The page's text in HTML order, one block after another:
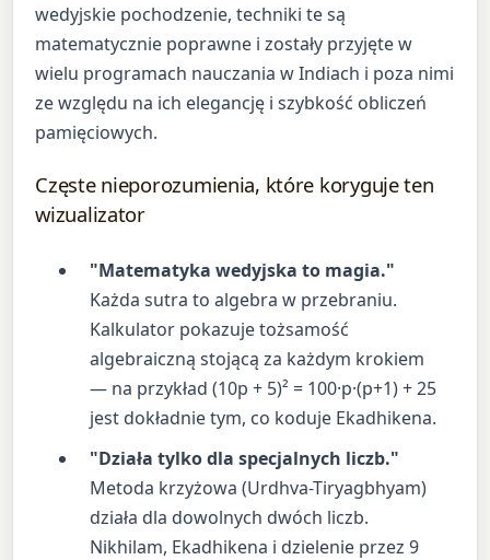
wedyjskie pochodzenie, techniki te są
matematycznie poprawne i zostały przyjęte w
wielu programach nauczania w Indiach i poza nimi
ze względu na ich elegancję i szybkość obliczeń
pamięciowych.
Częste nieporozumienia, które koryguje ten
wizualizator
"Matematyka wedyjska to magia."
Każda sutra to algebra w przebraniu.
Kalkulator pokazuje tożsamość
algebraiczną stojącą za każdym krokiem
— na przykład (10p + 5)² = 100·p·(p+1) + 25
jest dokładnie tym, co koduje Ekadhikena.
"Działa tylko dla specjalnych liczb."
Metoda krzyżowa (Urdhva-Tiryagbhyam)
działa dla dowolnych dwóch liczb.
Nikhilam, Ekadhikena i dzielenie przez 9